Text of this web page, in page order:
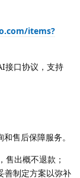
items?
接口协议，支持
售后保障服务。
售出概不退款；
善制定方案以弥补